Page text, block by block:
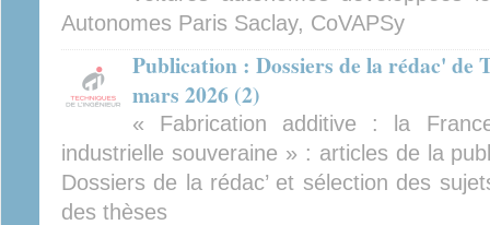
Autonomes Paris Saclay, CoVAPSy
Publication : Dossiers de la rédac' de
mars 2026 (2)
« Fabrication additive : la
industrielle souveraine » : articles de la
Dossiers de la rédac’ et sélection des
des thèses